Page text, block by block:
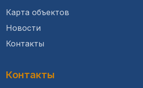
Карта объектов
Новости
Контакты
Контакты